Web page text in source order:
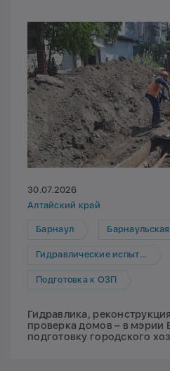
30.07.2026
Алтайский край
Барнаул Барнаульская
Гидравлические испытания
Подготовка к ОЗП
Гидравлика,
проверка домов – в мэрии
подготовку городского